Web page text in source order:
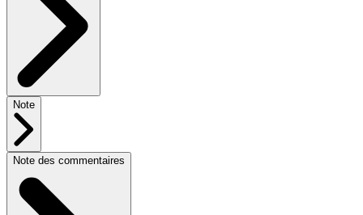
Note
Note des commentaires